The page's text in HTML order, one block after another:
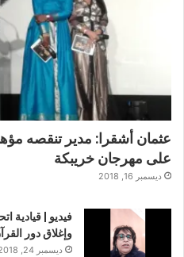
عثمان أشقرا: مدير تنقصه
على مهرجان خريبكة
ديسمبر 16, 2018
فيديو | قيادية
وإغلاق دور
ديسمبر 24, 2018